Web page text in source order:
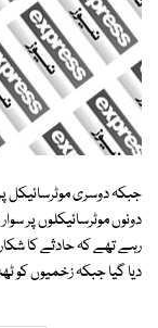
جبکہ دوسری موٹرسائیکل
دونوں موٹرسائیکلوں پر
رہے تھے کہ حادثے کا
دیا گیا جبکہ زخمیوں کو